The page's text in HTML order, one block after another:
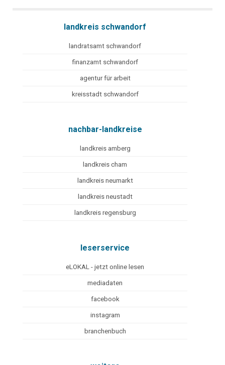
landkreis schwandorf
landratsamt schwandorf
finanzamt schwandorf
agentur für arbeit
kreisstadt schwandorf
nachbar-landkreise
landkreis amberg
landkreis cham
landkreis neumarkt
landkreis neustadt
landkreis regensburg
leserservice
eLOKAL - jetzt online lesen
mediadaten
facebook
instagram
branchenbuch